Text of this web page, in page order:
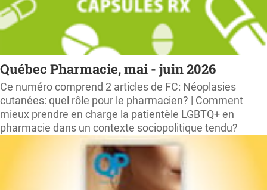
Québec Pharmacie, mai - juin 2026
Ce numéro comprend 2 articles de FC: Néoplasies
cutanées: quel rôle pour le pharmacien? | Comment
mieux prendre en charge la patientèle LGBTQ+ en
pharmacie dans un contexte sociopolitique tendu?